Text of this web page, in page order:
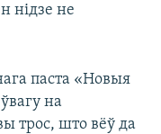
нідзе не
паста «Новыя
на
трос, што вёў да